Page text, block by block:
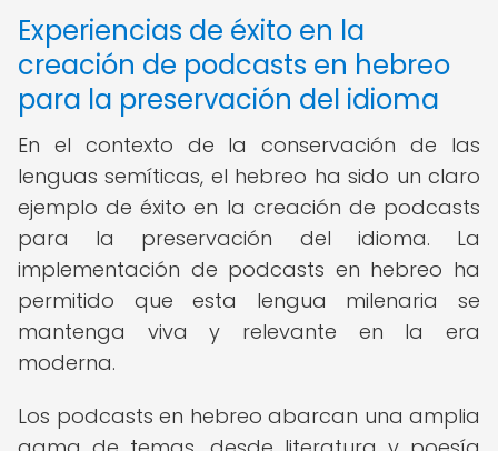
Experiencias de éxito en la
creación de podcasts en hebreo
para la preservación del idioma
En el contexto de la conservación de las
lenguas semíticas, el hebreo ha sido un claro
ejemplo de éxito en la creación de podcasts
para la preservación del idioma. La
implementación de podcasts en hebreo ha
permitido que esta lengua milenaria se
mantenga viva y relevante en la era
moderna.
Los podcasts en hebreo abarcan una amplia